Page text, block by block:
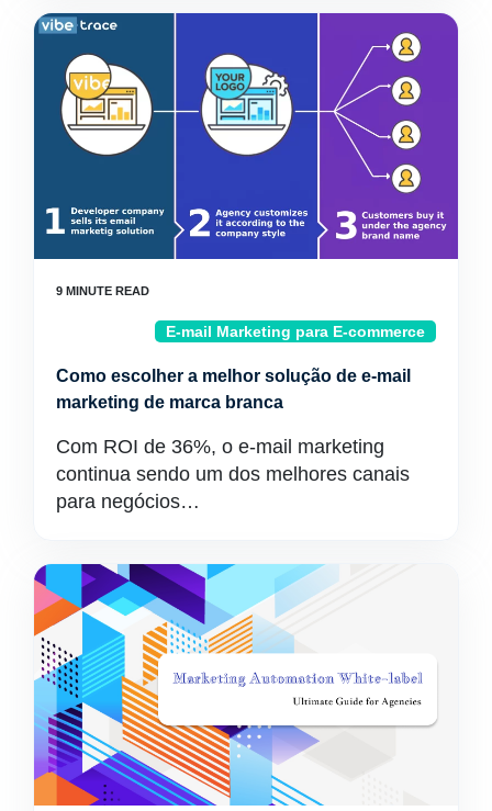
E-mail Marketing para E-commerce
Como escolher a melhor solução de e-mail
marketing de marca branca
Com ROI de 36%, o e-mail marketing
continua sendo um dos melhores canais
para negócios…